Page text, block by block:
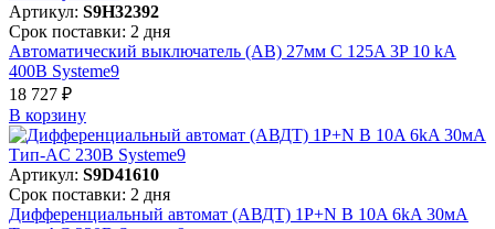
Артикул: S9H32392
Срок поставки: 2 дня
Автоматический выключатель (АВ) 27мм C 125A 3P 10 kA
400В Systeme9
18 727 ₽
В корзинy
Артикул: S9D41610
Срок поставки: 2 дня
Дифференциальный автомат (АВДТ) 1P+N B 10A 6kA 30мА